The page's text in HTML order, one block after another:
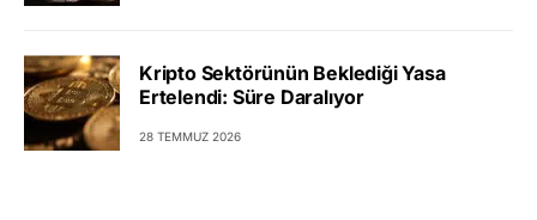
Kripto Sektörünün Beklediği Yasa
Ertelendi: Süre Daralıyor
28 TEMMUZ 2026